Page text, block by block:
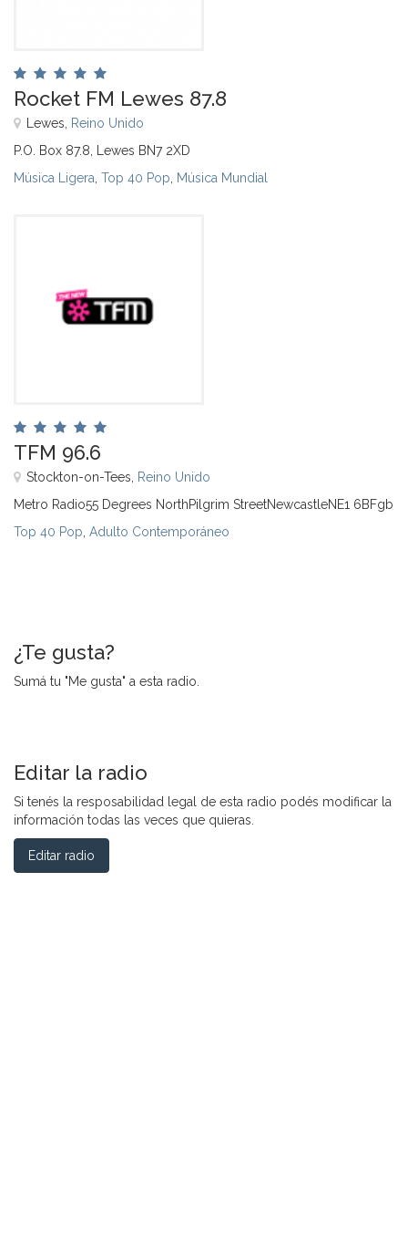
Rocket FM Lewes 87.8
Lewes, Reino Unido
P.O. Box 87.8, Lewes BN7 2XD
Música Ligera Top 40 Pop Música Mundial
TFM 96.6
Stockton-on-Tees, Reino Unido
Metro Radio55 Degrees NorthPilgrim StreetNewcastleNE1 6BFgb
Top 40 Pop Adulto Contemporáneo
¿Te gusta?
Sumá tu "Me gusta" a esta radio.
Editar la radio
Si tenés la resposabilidad legal de esta radio podés modificar la
información todas las veces que quieras.
Editar radio